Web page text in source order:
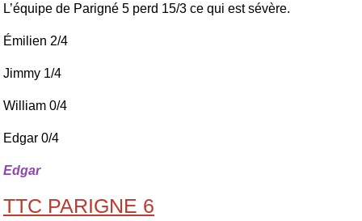
L’équipe de Parigné 5 perd 15/3 ce qui est sévère.
Émilien 2/4
Jimmy 1/4
William 0/4
Edgar 0/4
Edgar
TTC PARIGNE 6